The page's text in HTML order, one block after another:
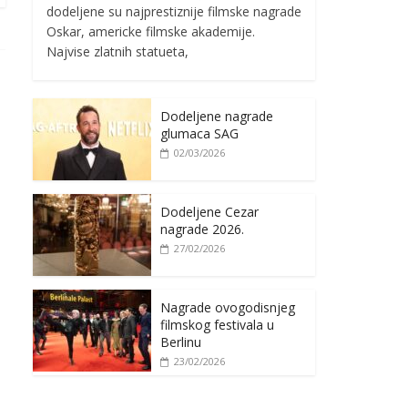
dodeljene su najprestiznije filmske nagrade
Oskar, americke filmske akademije.
Najvise zlatnih statueta,
Dodeljene nagrade
glumaca SAG
02/03/2026
Dodeljene Cezar
nagrade 2026.
27/02/2026
Nagrade ovogodisnjeg
filmskog festivala u
Berlinu
23/02/2026